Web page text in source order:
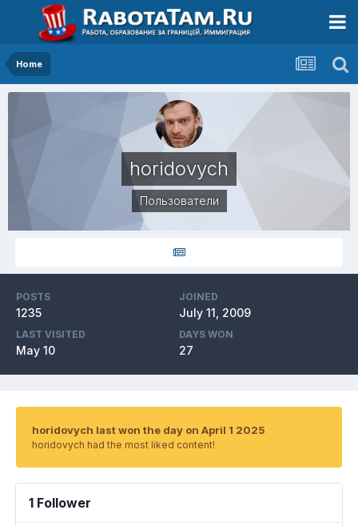
Home
horidovych
Пользователи
POSTS
1235
JOINED
July 11, 2009
LAST VISITED
May 10
DAYS WON
27
horidovych last won the day on April 1 2025
horidovych had the most liked content!
1 Follower